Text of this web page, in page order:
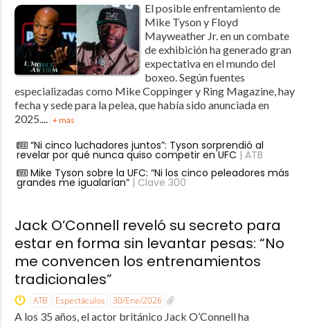
El posible enfrentamiento de
Mike Tyson y Floyd
Mayweather Jr. en un combate
de exhibición ha generado gran
expectativa en el mundo del
boxeo. Según fuentes
especializadas como Mike Coppinger y Ring Magazine, hay
fecha y sede para la pelea, que había sido anunciada en
2025....
+ más
“Ni cinco luchadores juntos”: Tyson sorprendió al
revelar por qué nunca quiso competir en UFC | ATB
Mike Tyson sobre la UFC: “Ni los cinco peleadores más
grandes me igualarían”| Clave 300
Jack O’Connell reveló su secreto para
estar en forma sin levantar pesas: “No
me convencen los entrenamientos
tradicionales”
ATB Espectáculos 30/Ene/2026
A los 35 años, el actor británico Jack O’Connell ha